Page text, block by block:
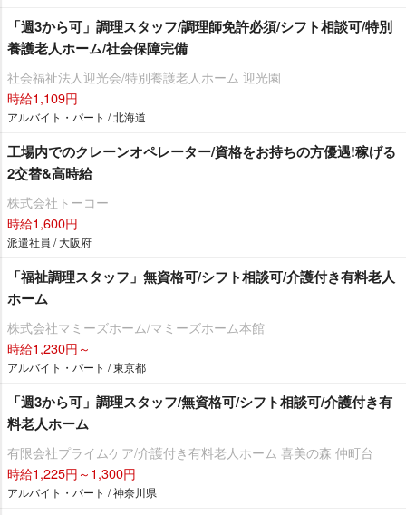
「週3から可」調理スタッフ/調理師免許必須/シフト相談可/特別
養護老人ホーム/社会保障完備
社会福祉法人迎光会/特別養護老人ホーム 迎光園
時給1,109円
アルバイト・パート / 北海道
工場内でのクレーンオペレーター/資格をお持ちの方優遇!稼げる
2交替&高時給
株式会社トーコー
時給1,600円
派遣社員 / 大阪府
「福祉調理スタッフ」無資格可/シフト相談可/介護付き有料老人
ホーム
株式会社マミーズホーム/マミーズホーム本館
時給1,230円～
アルバイト・パート / 東京都
「週3から可」調理スタッフ/無資格可/シフト相談可/介護付き有
料老人ホーム
有限会社プライムケア/介護付き有料老人ホーム 喜美の森 仲町台
時給1,225円～1,300円
アルバイト・パート / 神奈川県